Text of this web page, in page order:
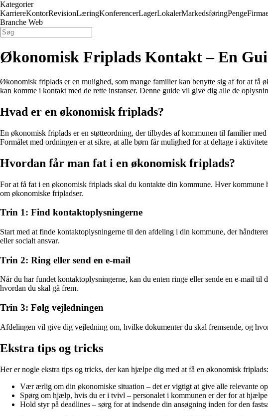
Kategorier
KarriereKontorRevisionLæringKonferencerLagerLokalerMarkedsføringPenge
Branche Web
Økonomisk Friplads Kontakt – En
Økonomisk friplads er en mulighed, som mange familier kan benytte sig af for at få
kan komme i kontakt med de rette instanser. Denne guide vil give dig alle de
Hvad er en økonomisk friplads?
En økonomisk friplads er en støtteordning, der tilbydes af kommunen til familier
Formålet med ordningen er at sikre, at alle børn får mulighed for at deltage i
Hvordan får man fat i en økonomisk friplads?
For at få fat i en økonomisk friplads skal du kontakte din kommune. Hver
om økonomiske fripladser.
Trin 1: Find kontaktoplysningerne
Start med at finde kontaktoplysningerne til den afdeling i din kommune, der
eller socialt ansvar.
Trin 2: Ring eller send en e-mail
Når du har fundet kontaktoplysningerne, kan du enten ringe eller sende en e-mail
hvordan du skal gå frem.
Trin 3: Følg vejledningen
Afdelingen vil give dig vejledning om, hvilke dokumenter du skal fremsende, og
Ekstra tips og tricks
Her er nogle ekstra tips og tricks, der kan hjælpe dig med at få en økonomisk friplads:
Vær ærlig om din økonomiske situation – det er vigtigt at give alle relevante
Spørg om hjælp, hvis du er i tvivl – personalet i kommunen er der for at
Hold styr på deadlines – sørg for at indsende din ansøgning inden for den